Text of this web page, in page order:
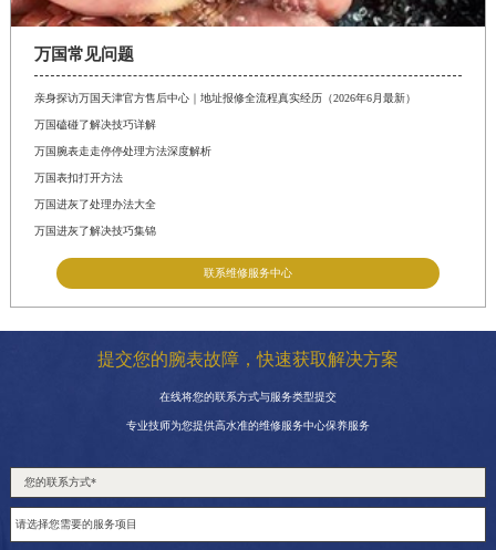
万国常见问题
亲身探访万国天津官方售后中心｜地址报修全流程真实经历（2026年6月最新）
万国磕碰了解决技巧详解
万国腕表走走停停处理方法深度解析
万国表扣打开方法
万国进灰了处理办法大全
万国进灰了解决技巧集锦
联系维修服务中心
提交您的腕表故障，快速获取解决方案
在线将您的联系方式与服务类型提交
专业技师为您提供高水准的维修服务中心保养服务